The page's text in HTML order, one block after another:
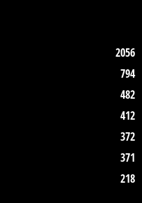
2056
794
482
412
372
371
218